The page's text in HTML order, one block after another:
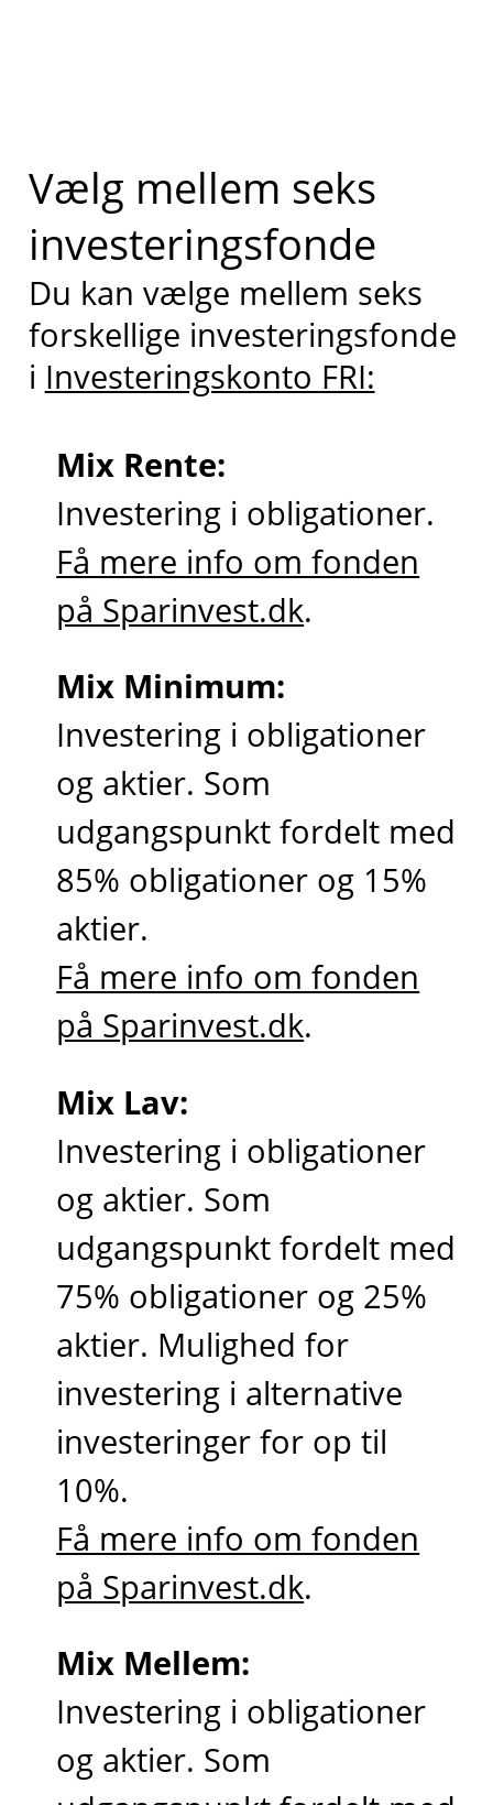
Vælg mellem seks
investeringsfonde
Du kan vælge mellem seks
forskellige investeringsfonde
i Investeringskonto FRI:
Mix Rente:
Investering i obligationer.
Få mere info om fonden
på Sparinvest.dk.
Mix Minimum:
Investering i obligationer
og aktier. Som
udgangspunkt fordelt med
85% obligationer og 15%
aktier.
Få mere info om fonden
på Sparinvest.dk.
Mix Lav:
Investering i obligationer
og aktier. Som
udgangspunkt fordelt med
75% obligationer og 25%
aktier. Mulighed for
investering i alternative
investeringer for op til
10%.
Få mere info om fonden
på Sparinvest.dk.
Mix Mellem:
Investering i obligationer
og aktier. Som